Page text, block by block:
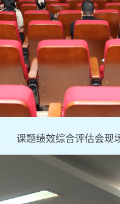
课题绩效综合评估会现